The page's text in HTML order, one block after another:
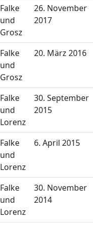
Falke
und
Grosz
26. November
2017
Falke
und
Grosz
20. März 2016
Falke
und
Lorenz
30. September
2015
Falke
und
Lorenz
6. April 2015
Falke
und
Lorenz
30. November
2014